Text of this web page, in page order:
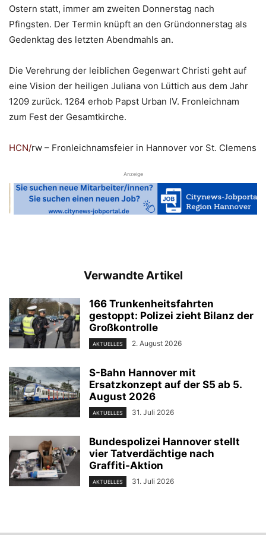
Ostern statt, immer am zweiten Donnerstag nach
Pfingsten. Der Termin knüpft an den Gründonnerstag als
Gedenktag des letzten Abendmahls an.
Die Verehrung der leiblichen Gegenwart Christi geht auf
eine Vision der heiligen Juliana von Lüttich aus dem Jahr
1209 zurück. 1264 erhob Papst Urban IV. Fronleichnam
zum Fest der Gesamtkirche.
HCN/rw – Fronleichnamsfeier in Hannover vor St. Clemens
Anzeige
Verwandte Artikel
166 Trunkenheitsfahrten
gestoppt: Polizei zieht Bilanz der
Großkontrolle
AKTUELLES 2. August 2026
S-Bahn Hannover mit
Ersatzkonzept auf der S5 ab 5.
August 2026
AKTUELLES 31. Juli 2026
Bundespolizei Hannover stellt
vier Tatverdächtige nach
Graffiti-Aktion
AKTUELLES 31. Juli 2026